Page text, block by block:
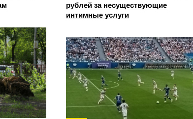
рублей за несуществующие
интимные услуги